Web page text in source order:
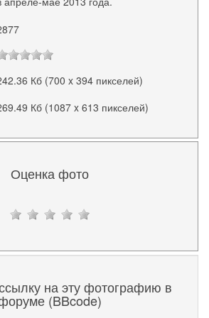
Кб (700 x 394 пикселей)
Кб (1087 x 613 пикселей)
Оценка фото
на эту фотографию в
(BBcode)